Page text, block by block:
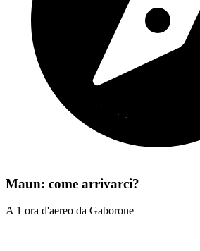
Maun: come arrivarci?
A 1 ora d'aereo da Gaborone